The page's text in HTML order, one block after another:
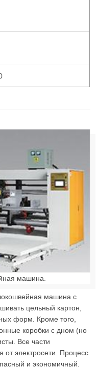
машина.
машина с
цельный картон,
форм. Кроме того,
коробки с дном (но
Все части
электросети. Процесс
и экономичный.